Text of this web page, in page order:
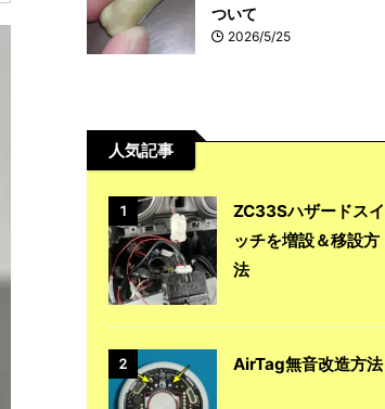
ついて
2026/5/25
人気記事
1
ZC33Sハザードスイ
ッチを増設＆移設方
法
2 AirTag無音改造方法